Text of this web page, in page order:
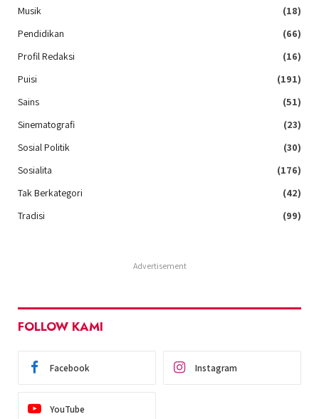
Musik
(18)
Pendidikan
(66)
Profil Redaksi
(16)
Puisi
(191)
Sains
(51)
Sinematografi
(23)
Sosial Politik
(30)
Sosialita
(176)
Tak Berkategori
(42)
Tradisi
(99)
Advertisement
FOLLOW KAMI
Facebook Instagram
YouTube